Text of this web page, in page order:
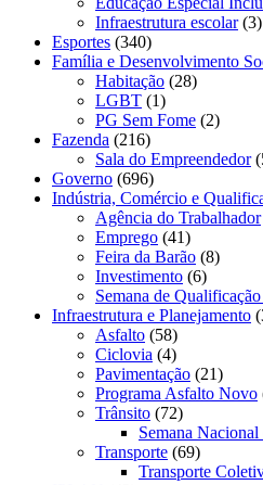
Infraestrutura escolar(3)
Esportes (340)
Família e Desenvolvimento
Habitação (28)
LGBT (1)
PG Sem Fome (2)
Fazenda (216)
Sala do Empreendedor
Governo (696)
Indústria, Comércio e
Agência do Trabalhador
Emprego (41)
Feira da Barão (8)
Investimento (6)
Semana de
Infraestrutura e Planejamento
Asfalto (58)
Ciclovia (4)
Pavimentação (21)
Programa Asfalto Novo
Trânsito (72)
Semana
Transporte (69)
Transporte